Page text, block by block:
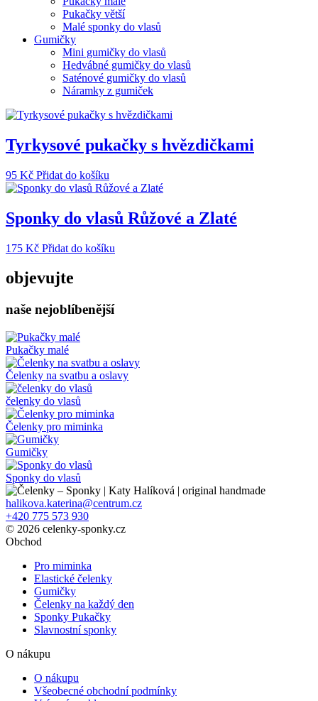
Pukačky větší
Malé sponky do vlasů
Gumičky
Mini gumičky do vlasů
Hedvábné gumičky do vlasů
Saténové gumičky do vlasů
Náramky z gumiček
Tyrkysové pukačky s hvězdičkami
95 Kč Přidat do košíku
Sponky do vlasů Růžové a Zlaté
175 Kč Přidat do košíku
objevujte
naše nejoblíbenější
Pukačky malé
Čelenky na svatbu a oslavy
čelenky do vlasů
Čelenky pro miminka
Gumičky
Sponky do vlasů
halikova.katerina@centrum.cz
+420 775 573 930
© 2026 celenky-sponky.cz
Obchod
Pro miminka
Elastické čelenky
Gumičky
Čelenky na každý den
Sponky Pukačky
Slavnostní sponky
O nákupu
O nákupu
Všeobecné obchodní podmínky